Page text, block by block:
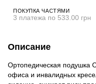
ПОКУПКА ЧАСТЯМИ
3 платежа по 533.00 грн
Описание
Ортопедическая подушка
офиса и инвалидных